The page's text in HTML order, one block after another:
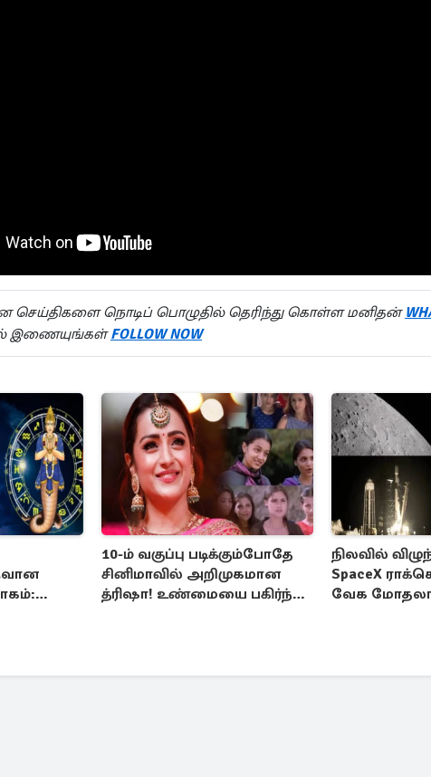
செய்திகளை நொடிப் பொழுதில் தெரிந்து கொள்ள மனிதன்
இணையுங்கள்FOLLOW NOW
10-ம் வகுப்பு படிக்கும்போதே
சினிமாவில் அறிமுகமான
த்ரிஷா! உண்மையை பகிர்ந்த
நிலவில்
SpaceX
வேக